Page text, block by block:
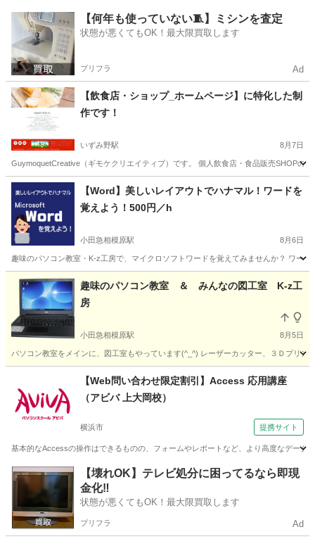
神奈川 横浜市 いずみ野駅 パソコン Wix
【何年も使っていない🧵】ミシンを査定
状態が悪くてもOK！最大限買取します
プリフラ Ad
【飲食店・ショップ_ホームページ】に特化した制
作です！
いずみ野駅 8月7日
GuymoquetCreative（ギモケクリエイティブ）です。 個人飲食店・食品販売SHOPの
神奈川 横浜市 いずみ野駅 パソコン ロゴデザイン
【Word】美しいレイアウトでハナマル！ワードを
覚えよう！500円／h
小田急相模原駅 8月6日
趣味のパソコン教室・K-z工房で、マイクロソフトワードを覚えてみませんか？ ワー
神奈川 相模原市 小田急相模原駅 ワード チラシ
趣味のパソコン教室 ＆ みんなの図工室 K-z工
房
小田急相模原駅 8月5日
パソコン教室をメインに、図工室もやっています(^_^) レーザーカッター、３Ｄプリ
相模原市 小田急相模原駅 その他
【Web問い合わせ限定割引】Access 応用講座
（アビバ 上大岡校）
横浜市 提携サイト
基本的なAccessの操作はできるものの、フォームやレポートなど、より高度なデー
神奈川 横浜市 アクセス
【壊れOK】テレビ処分に困ってるなら即現
金化‼️
状態が悪くてもOK！最大限買取します
プリフラ Ad